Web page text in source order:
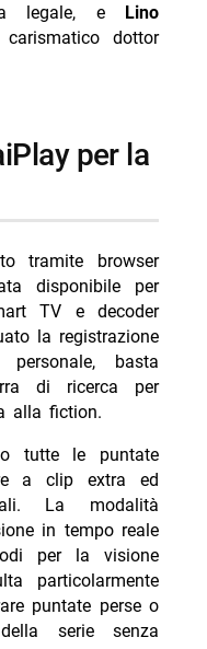
legale, e Lino
dottor
tramite browser
disponibile per
TV e decoder
la registrazione
basta
di ricerca per
alla fiction.
tutte le puntate
a clip extra ed
La modalità
in tempo reale
per la visione
particolarmente
puntate perse o
serie senza